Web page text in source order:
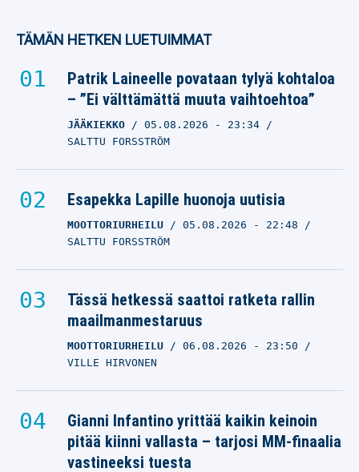
TÄMÄN HETKEN LUETUIMMAT
Patrik Laineelle povataan tylyä kohtaloa
– ”Ei välttämättä muuta vaihtoehtoa”
JÄÄKIEKKO 05.08.2026 - 23:34
SALTTU FORSSTRÖM
Esapekka Lapille huonoja uutisia
MOOTTORIURHEILU 05.08.2026 - 22:48
SALTTU FORSSTRÖM
Tässä hetkessä saattoi ratketa rallin
maailmanmestaruus
MOOTTORIURHEILU 06.08.2026 - 23:50
VILLE HIRVONEN
Gianni Infantino yrittää kaikin keinoin
pitää kiinni vallasta – tarjosi MM-finaalia
vastineeksi tuesta